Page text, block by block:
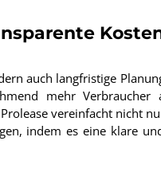
auch langfristige
mehr Verbraucher
vereinfacht nicht
indem es eine klare